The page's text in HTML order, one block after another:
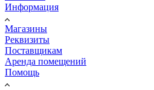
Информация
Магазины
Реквизиты
Поставщикам
Аренда помещений
Помощь